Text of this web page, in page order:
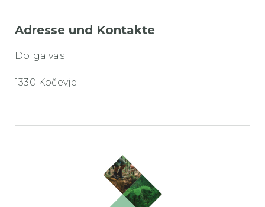
Adresse und Kontakte
Dolga vas
1330 Kočevje